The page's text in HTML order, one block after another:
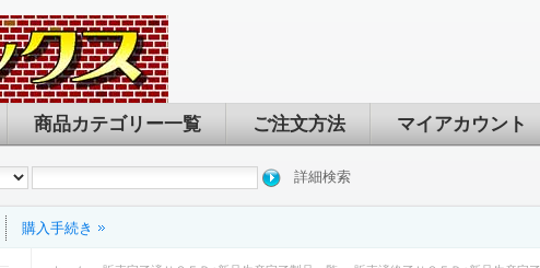
商品カテゴリー一覧 ご注文方法 マイアカウント
詳細検索
購入手続き